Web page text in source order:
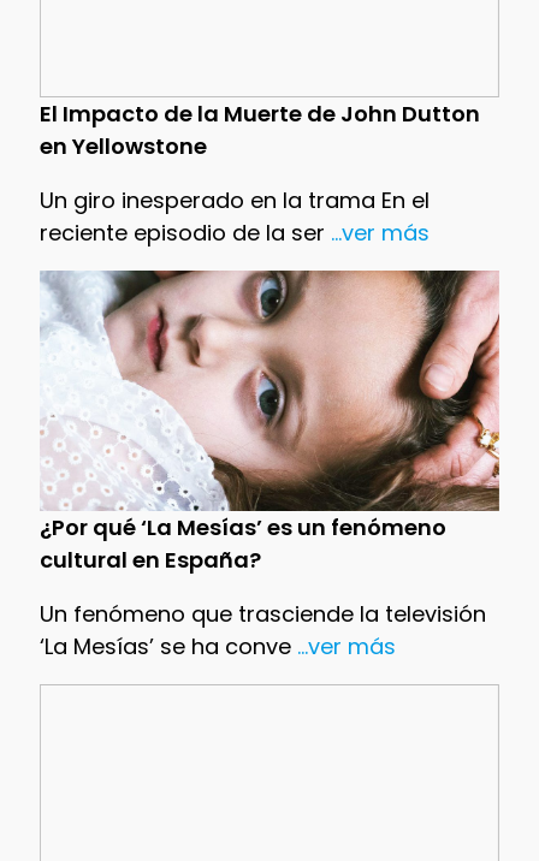
El Impacto de la Muerte de John Dutton
en Yellowstone
Un giro inesperado en la trama En el
reciente episodio de la ser ...ver más
¿Por qué ‘La Mesías’ es un fenómeno
cultural en España?
Un fenómeno que trasciende la televisión
‘La Mesías’ se ha conve...ver más